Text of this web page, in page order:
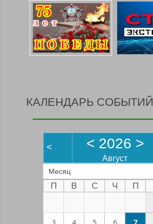
КАЛЕНДАРЬ СОБЫТИЙ
< < 2026 >
Август
Месяц
П В С Ч П
3 4 5 6 7